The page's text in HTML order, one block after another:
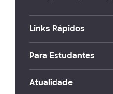
Links Rápidos
Para Estudantes
Atualidade